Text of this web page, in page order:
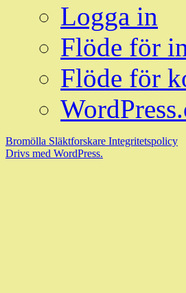
Logga in
Flöde för
Flöde för
Bromölla Släktforskare Integritetspolicy
Drivs med WordPress.